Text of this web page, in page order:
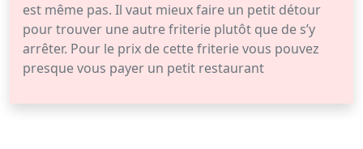
est même pas. Il vaut mieux faire un petit détour
pour trouver une autre friterie plutôt que de s’y
arrêter. Pour le prix de cette friterie vous pouvez
presque vous payer un petit restaurant